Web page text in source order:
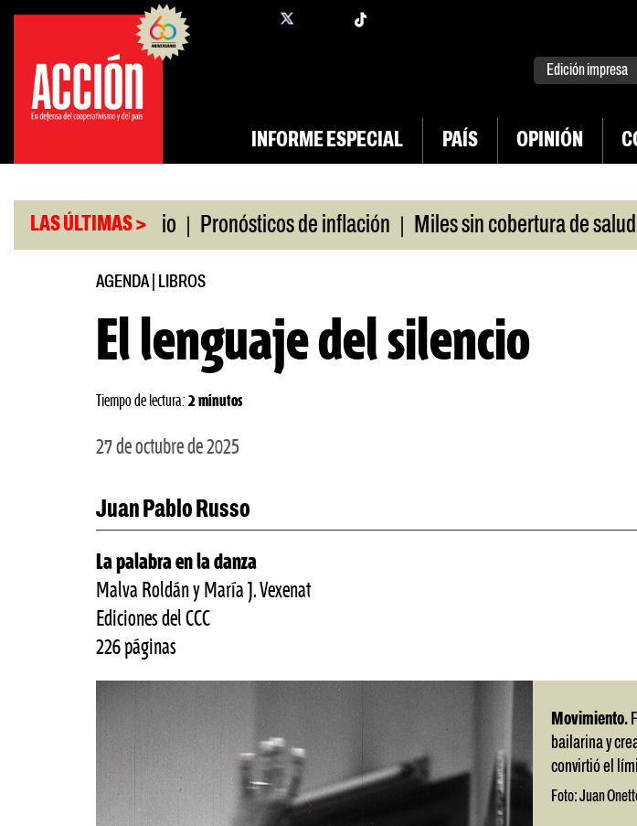
Saltar
contenido
facebook
Edición impresa
INFORME ESPECIAL PAÍS OPINIÓN
LAS ÚLTIMAS >
universitario | Pronósticos de inflación | Miles sin cobertura de salud |
AGENDA| LIBROS
El lenguaje del silencio
Tiempo de lectura: 2 minutos
27 de octubre de 2025
Juan Pablo Russo
La palabra en la danza
Malva Roldán y María J. Vexenat
Ediciones del CCC
226 páginas
Movimiento.
bailarina y
convirtió el
Foto: Juan